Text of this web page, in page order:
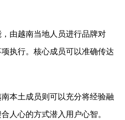
由越南当地人员进行品牌对
执行。核心成员可以准确传达
本土成员则可以充分将经验融
人心的方式潜入用户心智。